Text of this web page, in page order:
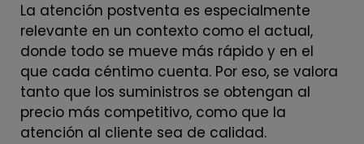
La atención postventa es especialmente
relevante en un contexto como el actual,
donde todo se mueve más rápido y en el
que cada céntimo cuenta. Por eso, se valora
tanto que los suministros se obtengan al
precio más competitivo, como que la
atención al cliente sea de calidad.